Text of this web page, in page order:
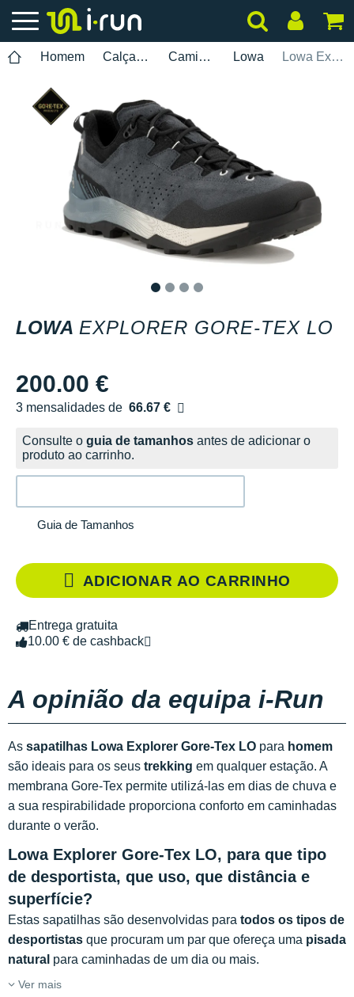
Homem Calçados Caminhada Lowa Lowa Explorer Gore-Tex LO
LOWA EXPLORER GORE-TEX LO
200.00 €
3 mensalidades de 66.67 €
sem custos
Consulte o guia de tamanhos antes de adicionar o
produto ao carrinho.
Guia de Tamanhos
ADICIONAR AO CARRINHO
Entrega gratuita
10.00 € de cashback
A opinião da equipa i-Run
As sapatilhas Lowa Explorer Gore-Tex LO para homem
são ideais para os seus trekking em qualquer estação. A
membrana Gore-Tex permite utilizá-las em dias de chuva e
a sua respirabilidade proporciona conforto em caminhadas
durante o verão.
Lowa Explorer Gore-Tex LO, para que tipo
de desportista, que uso, que distância e
superfície?
Estas sapatilhas são desenvolvidas para todos os tipos de
desportistas que procuram um par que ofereça uma pisada
natural para caminhadas de um dia ou mais.
Ver mais